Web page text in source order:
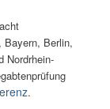
Bayern, Berlin,
Nordrhein-
.